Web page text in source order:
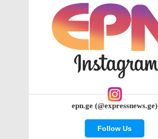
epn.ge (@expressnews.ge)
Follow Us